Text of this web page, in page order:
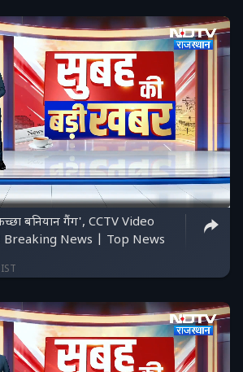
बनियान गैंग', CCTV Video
Breaking News | Top News